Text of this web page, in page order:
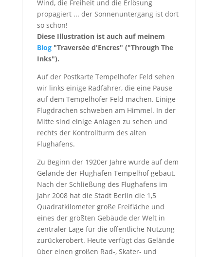
Wind, die Freiheit und die Erlösung
propagiert ... der Sonnenuntergang ist dort
so schön!
Diese Illustration ist auch auf meinem
Blog "Traversée d'Encres" ("Through The
Inks").
Auf der Postkarte Tempelhofer Feld sehen
wir links einige Radfahrer, die eine Pause
auf dem Tempelhofer Feld machen. Einige
Flugdrachen schweben am Himmel. In der
Mitte sind einige Anlagen zu sehen und
rechts der Kontrollturm des alten
Flughafens.
Zu Beginn der 1920er Jahre wurde auf dem
Gelände der Flughafen Tempelhof gebaut.
Nach der Schließung des Flughafens im
Jahr 2008 hat die Stadt Berlin die 1,5
Quadratkilometer große Freifläche und
eines der größten Gebäude der Welt in
zentraler Lage für die öffentliche Nutzung
zurückerobert. Heute verfügt das Gelände
über einen großen Rad-, Skater- und